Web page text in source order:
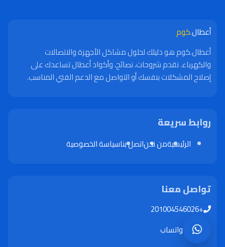
أعطال.كوم
أعطال.كوم هو دليلك لحلول مشاكل الأجهزة والاتصالات
والكهرباء. نقدم شروحات، نصائح، وأكواد أعطال تساعدك على
إصلاح المشكلات بنفسك أو التواصل مع الدعم الفني المناسب.
روابط سريعة
الرئيسيةمن نحناتصل بناسياسة الخصوصية
تواصل معنا
+201004546026
واتساب